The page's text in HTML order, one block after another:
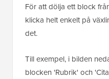
För att dölja ett block
klicka helt enkelt på
det.
Till exempel, i bilden
blocken 'Rubrik' och